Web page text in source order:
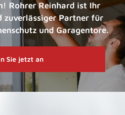
Rohrer Reinhard ist Ihr
zuverlässiger Partner für
und Garagentore.
Sie jetzt an